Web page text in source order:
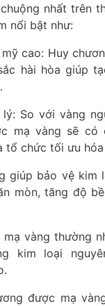
nhất trên
nổi bật như:
cao: Huy
hài hòa giúp
So với vàng
mạ vàng sẽ có
tổ chức tối ưu
giúp bảo vệ kim
mòn, tăng độ
mạ vàng thường
kim loại
được mạ